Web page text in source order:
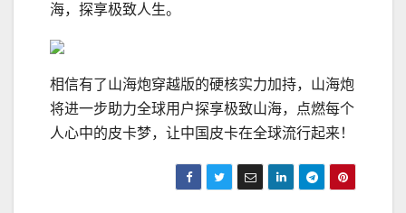
海，探享极致人生。
相信有了山海炮穿越版的硬核实力加持，山海炮
将进一步助力全球用户探享极致山海，点燃每个
人心中的皮卡梦，让中国皮卡在全球流行起来！